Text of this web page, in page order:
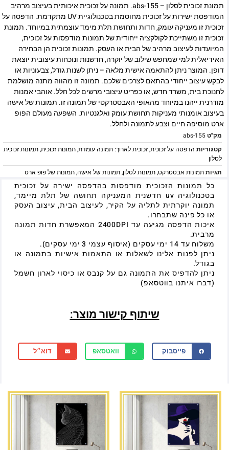
תמונת זכוכית לסלון – abs-155. תמונה על זכוכית איכותית בעיצוב מרהיב
המודפסת ישירות על זכוכית מחוסמת בטכנולוגיית UV מתקדמת. הדפסה על
זכוכית זו מעניקה עומק, חדות ותחושת תלת מימד עוצמתית במיוחד. תמונת
זכוכית זו משתייכת לקולקציה ייחודית של תמונות מודפסות על זכוכית,
המיועדות לעיצוב מרהיב של הבית או העסק. תמונות זכוכית הן הבחירה
האידיאלית למי שמחפש שילוב של יוקרה, חדשנות ונוכחות עיצובית יוצאת
דופן. המוצר ניתן להתאמה אישית מלאה – ניתן לשנות גודל, צבעוניות או
לבקש עיצוב ייחודי בהתאם לצרכים שלכם. תמונה זו מהווה מתנה מושלמת
לחנוכת בית, משרד חדש, או כפריט עיצובי מרשים לכל חלל. אוהבי אמנות
מודרנית ייהנו במיוחד מהאופי האבסטרקטי של תמונה זו. תמונות של אישה
בעיצוב אומנותי מעניקות תחושת עומק ואלגנטיות. השפעה מעולם הפופ
ארט מוסיפה חיים וצבע לתמונה ולחלל.
מק"טabs-155
קטגוריות הדפסה על זכוכית,זכוכית לארוך: תמונה עומדת,תמונות זכוכית,תמונות זכוכית
לסלון
תגיותתמונות אבסטרקט,תמונות לסלון,תמונות של אישה,תמונות של פופ ארט
כל תמונות הזכוכית מודפסות בהדפסה ישירה על זכוכית
בטכנולוגיה uv חדשנית המעניקה תחושה של תלת מיימד,
תמונה יוקרתית לתליה על הקיר, לעיצוב הבית, עיצוב העסק
או כל פינה שתבחרו.
איכות הדפסה מגיעה עד 2400DPI המאפשרת חדות תמונה
מרבית.
משלוח עד 14 ימי עסקים (איסוף עצמי 3 ימי עסקים).
ניתן לפנות אלינו לשאלות או התאמות אישיות בתמונה או
בגודל.
ניתן להדפיס את התמונה גם על קנבס או כיסוי לארון חשמל
(דברו איתנו בווטסאפ)
שיתוף קישור מוצר:
פייסבוק וואטסאפ דוא״ל